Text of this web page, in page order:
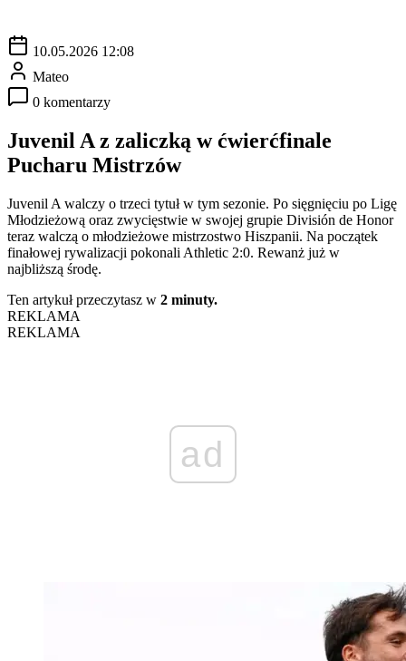
10.05.2026 12:08
Mateo
0 komentarzy
Juvenil A z zaliczką w ćwierćfinale
Pucharu Mistrzów
Juvenil A walczy o trzeci tytuł w tym sezonie. Po sięgnięciu po Ligę
Młodzieżową oraz zwycięstwie w swojej grupie División de Honor
teraz walczą o młodzieżowe mistrzostwo Hiszpanii. Na początek
finałowej rywalizacji pokonali Athletic 2:0. Rewanż już w
najbliższą środę.
Ten artykuł przeczytasz w 2 minuty.
REKLAMA
REKLAMA
ad